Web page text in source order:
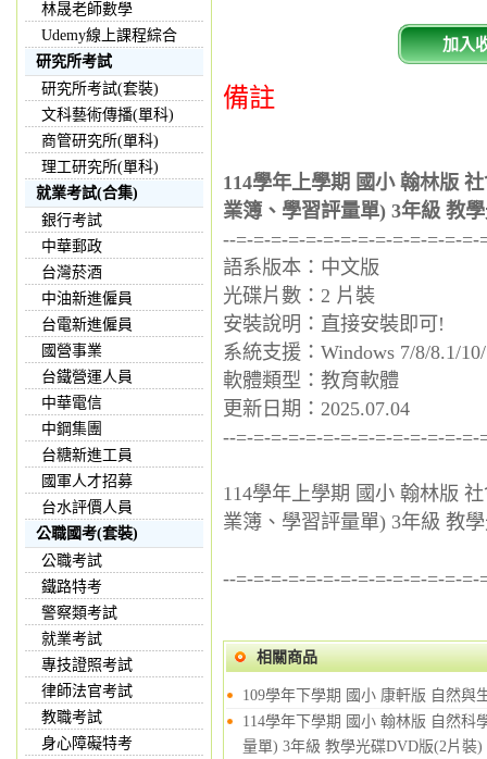
林晟老師數學
Udemy線上課程綜合
研究所考試
研究所考試(套裝)
文科藝術傳播(單科)
商管研究所(單科)
理工研究所(單科)
就業考試(合集)
銀行考試
中華郵政
台灣菸酒
中油新進僱員
台電新進僱員
國營事業
台鐵營運人員
中華電信
中鋼集團
台糖新進工員
國軍人才招募
台水評價人員
公職國考(套裝)
公職考試
鐵路特考
警察類考試
就業考試
專技證照考試
律師法官考試
教職考試
身心障礙特考
加入
備註
114學年上學期 國小 翰林版
業簿、學習評量單) 3年級 教
--=-=-=-=-=-=-=-=-=-=-=-=-=-
語系版本：中文版
光碟片數：2 片裝
安裝說明：直接安裝即可!
系統支援：Windows 7/8/8.1/
軟體類型：教育軟體
更新日期：2025.07.04
--=-=-=-=-=-=-=-=-=-=-=-=-=-
114學年上學期 國小 翰林版
業簿、學習評量單) 3年級 教
--=-=-=-=-=-=-=-=-=-=-=-=-=-
相關商品
109學年下學期 國小 康軒版 自然與
114學年下學期 國小 翰林版 自然科
量單) 3年級 教學光碟DVD版(2片裝)